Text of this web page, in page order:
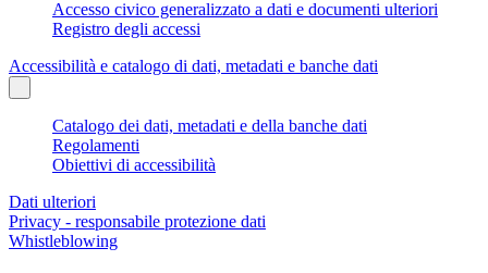
Accesso civico generalizzato a dati e documenti ulteriori
Registro degli accessi
Accessibilità e catalogo di dati, metadati e banche dati
Catalogo dei dati, metadati e della banche dati
Regolamenti
Obiettivi di accessibilità
Dati ulteriori
Privacy - responsabile protezione dati
Whistleblowing